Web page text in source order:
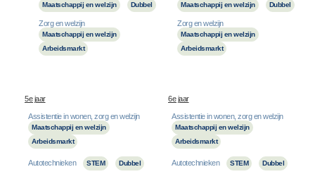
Maatschappij en welzijn Dubbel
Zorg en welzijn
Maatschappij en welzijn
Arbeidsmarkt
Maatschappij en welzijn Dubbel
Zorg en welzijn
Maatschappij en welzijn
Arbeidsmarkt
5e jaar
Assistentie in wonen, zorg en welzijn
Maatschappij en welzijn
Arbeidsmarkt
Autotechnieken STEM Dubbel
6e jaar
Assistentie in wonen, zorg en welzijn
Maatschappij en welzijn
Arbeidsmarkt
Autotechnieken STEM Dubbel